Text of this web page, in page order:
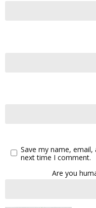
Save my name,
next time I comment.
Are you